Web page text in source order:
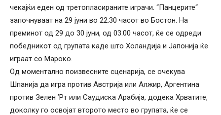
чекајќи еден од третопласираните играчи. “Панцерите“
започнуваат на 29 јуни во 22:30 часот во Бостон. На
преминот од 29 до 30 јуни, од 03.00 часот, ќе се одреди
победникот од групата каде што Холандија и Јапонија ќе
играат со Мароко.
Од моментално поизвесните сценарија, се очекува
Шпанија да игра против Австрија или Алжир, Аргентина
против Зелен ’Рт или Саудиска Арабија, додека Хрватите,
доколку го освојат второто место во групата, ќе се